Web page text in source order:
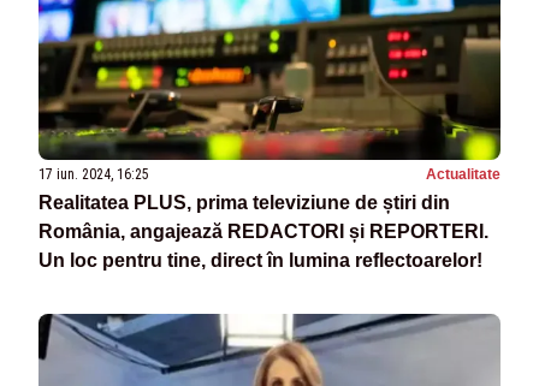
17 iun. 2024, 16:25 Actualitate
Realitatea PLUS, prima televiziune de știri din
România, angajează REDACTORI și REPORTERI.
Un loc pentru tine, direct în lumina reflectoarelor!